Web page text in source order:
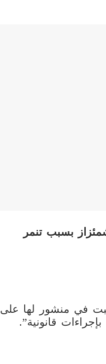
بسبب تنمر
في منشور لها على
قانونية”.